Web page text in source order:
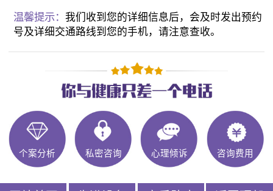
温馨提示：我们收到您的详细信息后，会及时发出预约
号及详细交通路线到您的手机，请注意查收。
个案分析 私密咨询 心理倾诉 咨询费用